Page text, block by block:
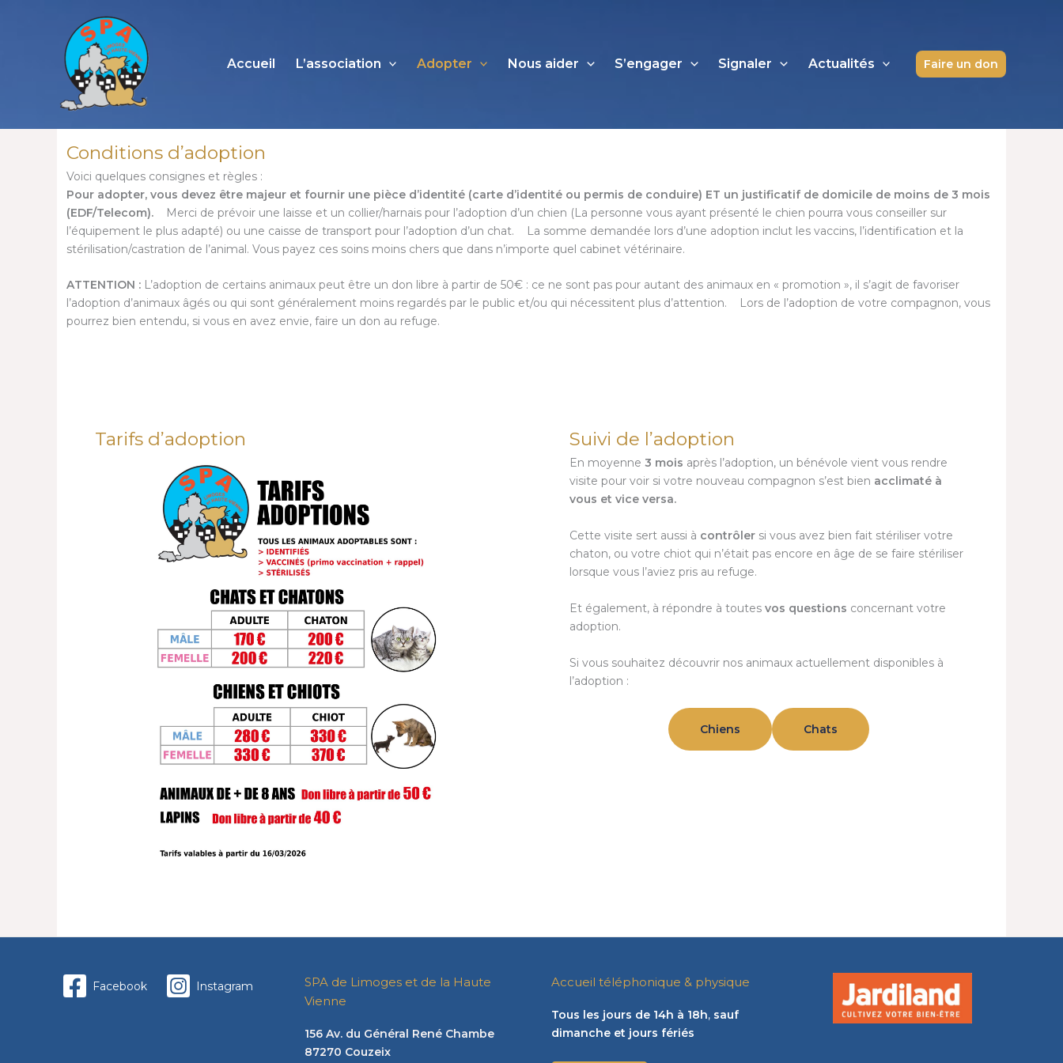
Accueil L’association Adopter Nous aider S’engager Signaler Actualités Faire un don
Conditions d’adoption
Voici quelques consignes et règles :
Pour adopter, vous devez être majeur et fournir une pièce d’identité (carte d’identité ou permis de conduire) ET un justificatif de domicile de moins de 3 mois
(EDF/Telecom).
Merci de prévoir une laisse et un collier/harnais pour l’adoption d’un chien (La personne vous ayant présenté le chien pourra vous conseiller sur
l’équipement le plus adapté) ou une caisse de transport pour l’adoption d’un chat. La somme demandée lors d’une adoption inclut les vaccins, l’identification et la
stérilisation/castration de l’animal. Vous payez ces soins moins chers que dans n’importe quel cabinet vétérinaire.
ATTENTION : L’adoption de certains animaux peut être un don libre à partir de 50€ : ce ne sont pas pour autant des animaux en « promotion », il s’agit de favoriser
l’adoption d’animaux âgés ou qui sont généralement moins regardés par le public et/ou qui nécessitent plus d’attention. Lors de l’adoption de votre compagnon, vous
pourrez bien entendu, si vous en avez envie, faire un don au refuge.
Tarifs d’adoption Suivi de l’adoption
En moyenne3 mois après l’adoption, un bénévole vient vous rendre
visite pour voir si votre nouveau compagnon s’est bien acclimaté à
vous et vice versa.
Cette visite sert aussi à contrôler si vous avez bien fait stériliser votre
chaton, ou votre chiot qui n’était pas encore en âge de se faire stériliser
lorsque vous l’aviez pris au refuge.
Et également, à répondre à toutesvos questions concernant votre
adoption.
Si vous souhaitez découvrir nos animaux actuellement disponibles à
l’adoption :
Chiens Chats
Facebook Instagram
SPA de Limoges et de la Haute
Vienne
156 Av. du Général René Chambe
87270 Couzeix
Accueil téléphonique & physique
Tous les jours de 14h à 18h, sauf
dimanche et jours fériés